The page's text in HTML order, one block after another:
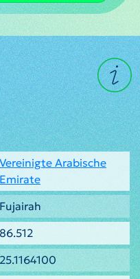
Vereinigte Arabische
Emirate
Fujairah
86.512
25.1164100